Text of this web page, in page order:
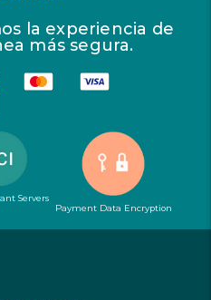
la experiencia de
más segura.
Servers
Payment Data Encryption